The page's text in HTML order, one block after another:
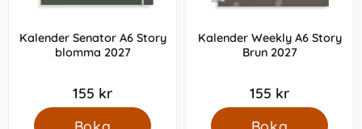
Kalender Senator A6 Story
blomma 2027
155 kr
Kalender Weekly A6 Story
Brun 2027
155 kr